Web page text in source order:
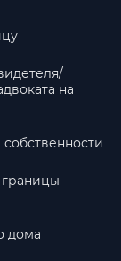
на
дома